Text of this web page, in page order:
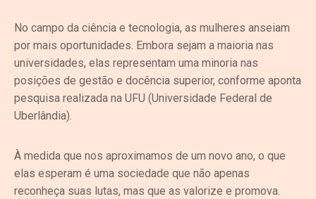
No campo da ciência e tecnologia, as mulheres anseiam
por mais oportunidades. Embora sejam a maioria nas
universidades, elas representam uma minoria nas
posições de gestão e docência superior, conforme aponta
pesquisa realizada na UFU (Universidade Federal de
Uberlândia).
À medida que nos aproximamos de um novo ano, o que
elas esperam é uma sociedade que não apenas
reconheça suas lutas, mas que as valorize e promova.